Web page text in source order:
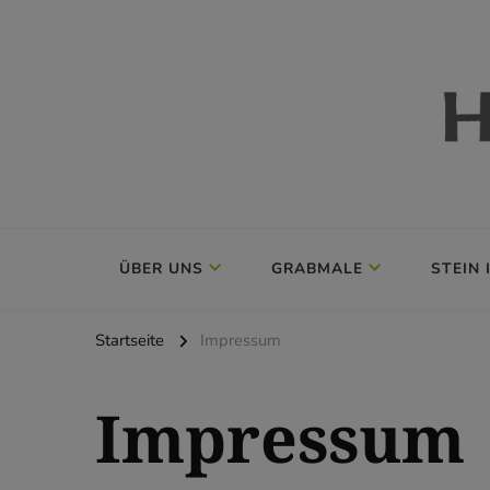
ÜBER UNS GRABMALE STEIN
Startseite Impressum
Impressum